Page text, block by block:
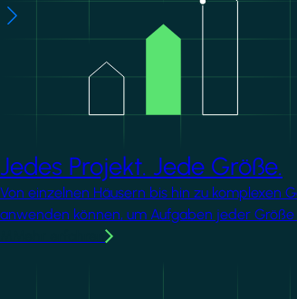
Jedes Projekt. Jede Größe.
Von einzelnen Häusern bis hin zu komplexen
anwenden können, um Aufgaben jeder